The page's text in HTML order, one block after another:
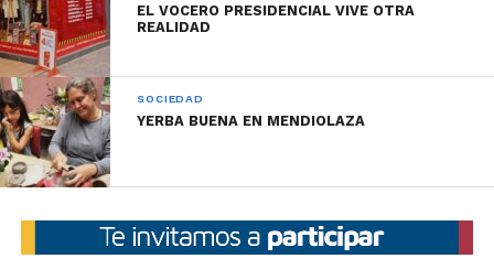
EL VOCERO PRESIDENCIAL VIVE OTRA
REALIDAD
SOCIEDAD
YERBA BUENA EN MENDIOLAZA